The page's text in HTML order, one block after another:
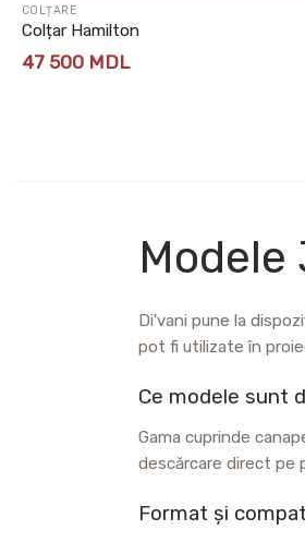
COLȚARE
Colțar Hamilton
47 500 MDL
Di'vani pune la
pot fi utilizate în
Ce modele sunt
Gama cuprinde
descărcare direct pe
Format și